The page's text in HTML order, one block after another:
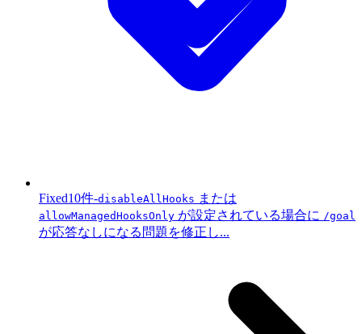
Fixed10件-disableAllHooks または
allowManagedHooksOnly が設定されている場合に /goal
が応答なしになる問題を修正し...